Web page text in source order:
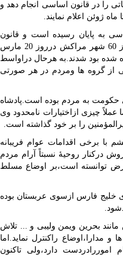
را در قانون اساسی انجام دهد و
ژوئن اعلام نمایند.
قانون اساسی به پایان رسیده است و قانون
اساسی جدید را در دهم تیرماه به همه پرسی می گذارد.بااینحال بیش از 60 شهر مراکش درروز 20 مارس
شده بود شدند.به هرحال دراواسط
از گروه ها ومردم در هر صورتی
حکومت به مردم بوده است.پادشاه
چیزی ازاختیارات نامحدود وی
را بر خود گذاشته است.
برخی اقدامات عوام فریبانه
درکنار روحیۀ نسبتاً آرام مردم
توانسته است،بر اوضاع مسلط
خلیج فارس ازسوی عربستان بوده
بحرین ویمن ولیبی و ... تلاش
مدارا،اوضاع راکنترل نماید.اما
دارد،ولی تاکنون